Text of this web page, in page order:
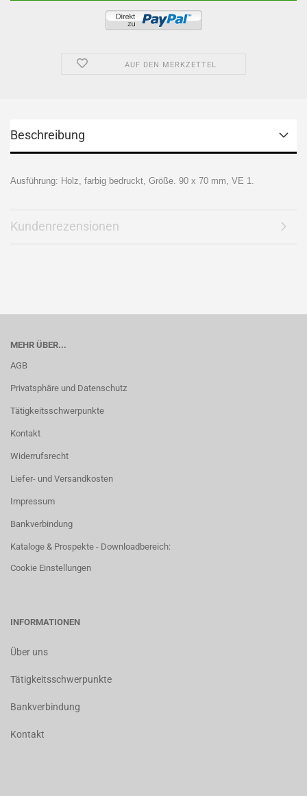
AUF DEN MERKZETTEL
Beschreibung
Ausführung: Holz, farbig bedruckt, Größe. 90 x 70 mm, VE 1.
Kundenrezensionen
MEHR ÜBER...
AGB
Privatsphäre und Datenschutz
Tätigkeitsschwerpunkte
Kontakt
Widerrufsrecht
Liefer- und Versandkosten
Impressum
Bankverbindung
Kataloge & Prospekte - Downloadbereich:
Cookie Einstellungen
INFORMATIONEN
Über uns
Tätigkeitsschwerpunkte
Bankverbindung
Kontakt